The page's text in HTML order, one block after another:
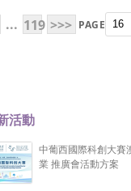
... 119 >>> PAGE
活動
中葡西國際科創大賽
業 推廣會活動方案